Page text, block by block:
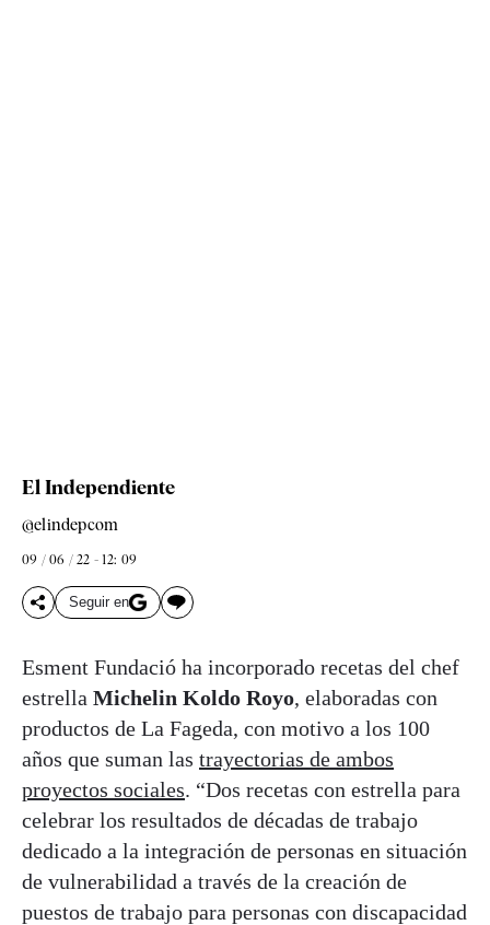
El Independiente
@elindepcom
09 / 06 / 22 - 12: 09
Seguir en
Esment Fundació ha incorporado recetas del chef
estrella Michelin Koldo Royo, elaboradas con
productos de La Fageda, con motivo a los 100
años que suman las trayectorias de ambos
proyectos sociales. “Dos recetas con estrella para
celebrar los resultados de décadas de trabajo
dedicado a la integración de personas en situación
de vulnerabilidad a través de la creación de
puestos de trabajo para personas con discapacidad